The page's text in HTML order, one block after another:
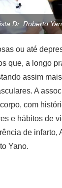
Dr. Roberto
ou até
que, a longo
assim
A
com
e hábitos de
de infarto,
Yano.